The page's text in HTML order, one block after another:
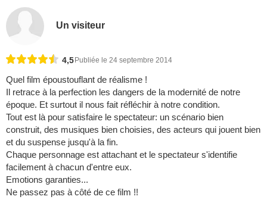
Un visiteur
4,5 Publiée le 24 septembre 2014
Quel film époustouflant de réalisme !
Il retrace à la perfection les dangers de la modernité de notre
époque. Et surtout il nous fait réfléchir à notre condition.
Tout est là pour satisfaire le spectateur: un scénario bien
construit, des musiques bien choisies, des acteurs qui jouent bien
et du suspense jusqu'à la fin.
Chaque personnage est attachant et le spectateur s'identifie
facilement à chacun d'entre eux.
Emotions garanties...
Ne passez pas à côté de ce film !!